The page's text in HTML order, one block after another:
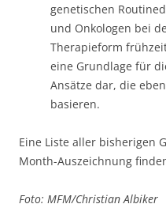
genetischen
und Onkologen bei
Therapieform
eine Grundlage für
Ansätze dar, die
basieren.
Eine Liste aller bisherigen
Month-Auszeichnung
Foto: MFM/Christian Albiker